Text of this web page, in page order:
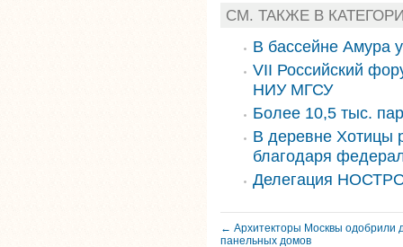
СМ. ТАКЖЕ В
В бассейне Амура
VII Российский
НИУ МГСУ
Более 10,5 тыс.
В деревне Хотицы
благодаря
Делегация
← Архитекторы Москвы одобрили
панельных домов